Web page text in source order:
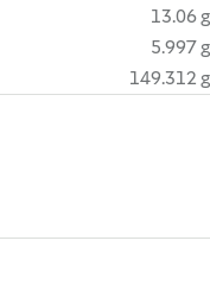
13.06 g
5.997 g
149.312 g